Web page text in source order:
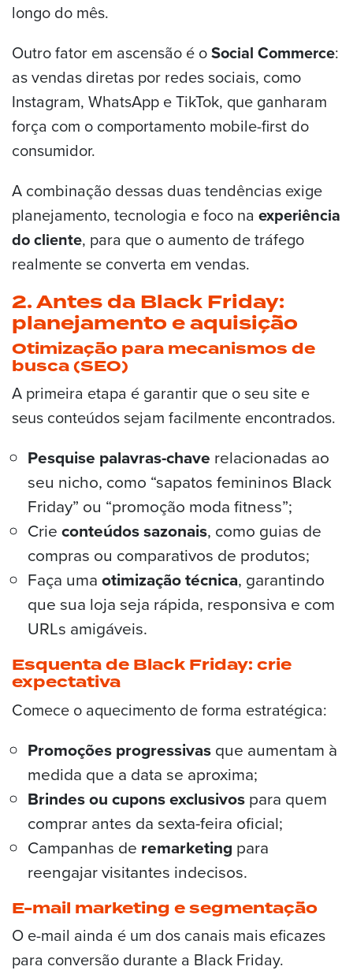
longo do mês.
Outro fator em ascensão é oSocial Commerce:
as vendas diretas por redes sociais, como
Instagram, WhatsApp e TikTok, que ganharam
força com o comportamento mobile-first do
consumidor.
A combinação dessas duas tendências exige
planejamento, tecnologia e foco na experiência
do cliente, para que o aumento de tráfego
realmente se converta em vendas.
2. Antes da Black Friday:
planejamento e aquisição
Otimização para mecanismos de
busca (SEO)
A primeira etapa é garantir que o seu site e
seus conteúdos sejam facilmente encontrados.
Pesquise palavras-chave relacionadas ao
seu nicho, como “sapatos femininos Black
Friday” ou “promoção moda fitness”;
Crie conteúdos sazonais, como guias de
compras ou comparativos de produtos;
Faça uma otimização técnica, garantindo
que sua loja seja rápida, responsiva e com
URLs amigáveis.
Esquenta de Black Friday: crie
expectativa
Comece o aquecimento de forma estratégica:
Promoções progressivas que aumentam à
medida que a data se aproxima;
Brindes ou cupons exclusivos para quem
comprar antes da sexta-feira oficial;
Campanhas de remarketing para
reengajar visitantes indecisos.
E-mail marketing e segmentação
O e-mail ainda é um dos canais mais eficazes
para conversão durante a Black Friday.